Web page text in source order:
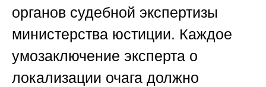
органов судебной экспертизы
министерства юстиции. Каждое
умозаключение эксперта о
локализации очага должно